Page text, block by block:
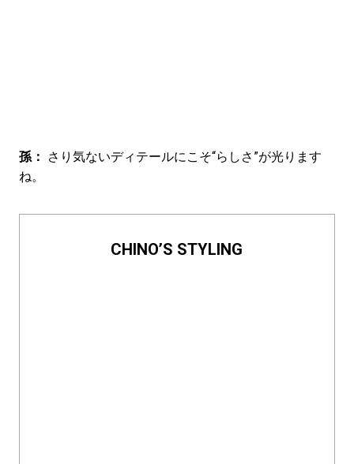
孫：
さり気ないディテールにこそ“らしさ”が光ります
ね。
CHINO’S STYLING